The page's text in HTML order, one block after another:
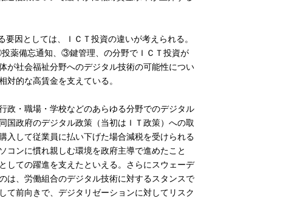
因としては、ＩＣＴ投資の違いが考えられる。
薬備忘通知、③鍵管理、の分野でＩＣＴ投資が
が社会福祉分野へのデジタル技術の可能性につい
的な高賃金を支えている。
政・職場・学校などのあらゆる分野でのデジタル
国政府のデジタル政策（当初はＩＴ政策）への取
入して従業員に払い下げた場合減税を受けられる
コンに慣れ親しむ環境を政府主導で進めたこと
しての躍進を支えたといえる。さらにスウェーデ
は、労働組合のデジタル技術に対するスタンスで
て前向きで、デジタリゼーションに対してリスク